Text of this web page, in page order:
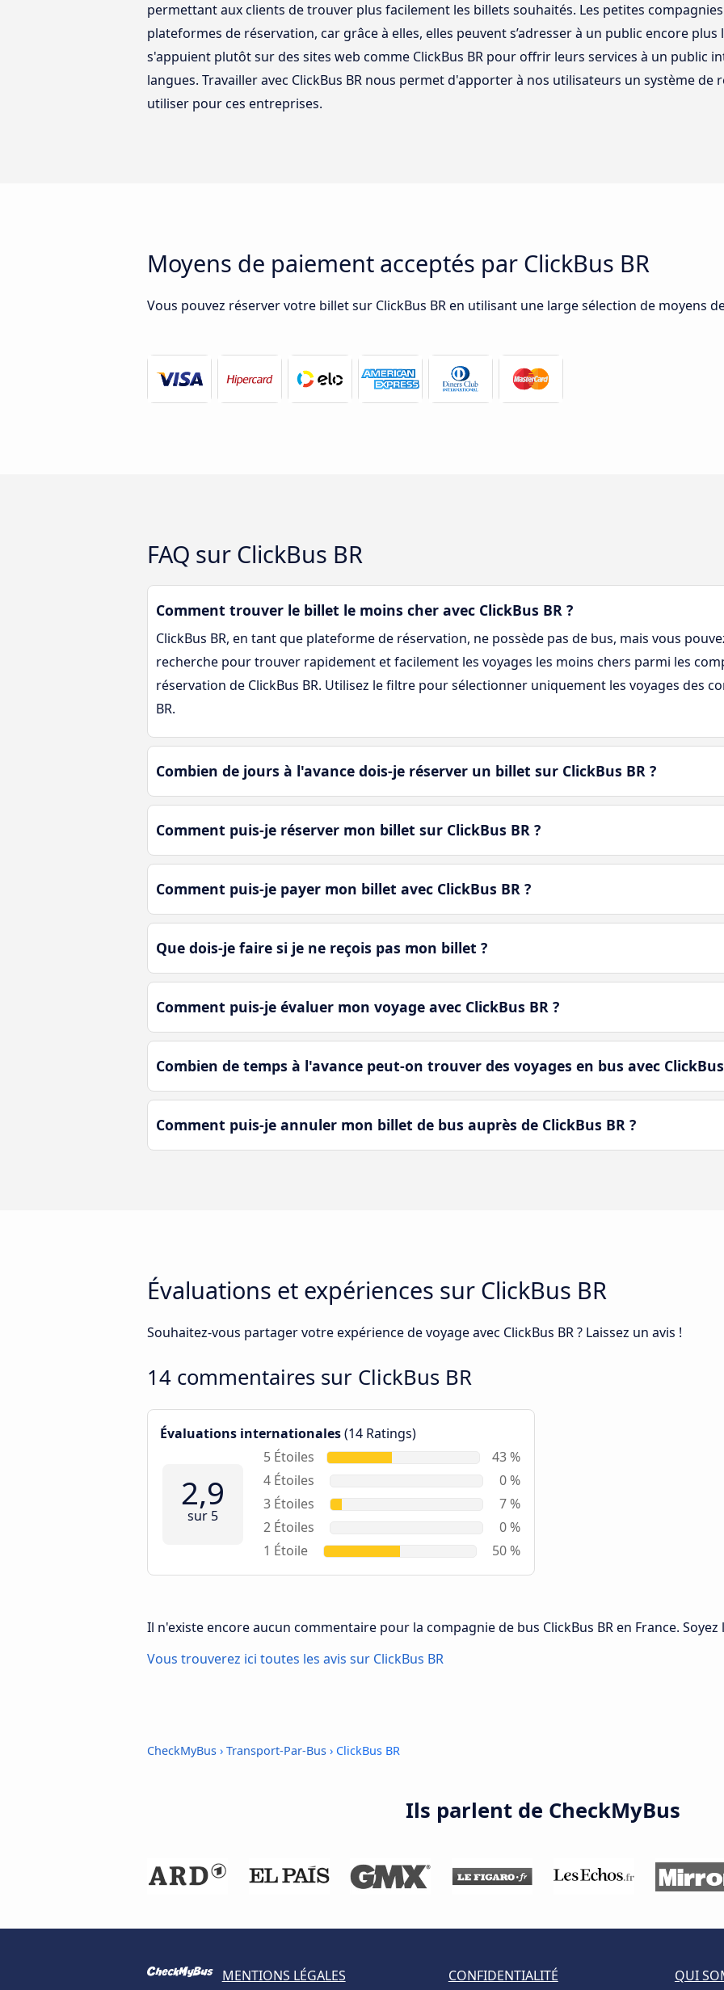
permettant aux clients de trouver plus facilement les billets souhaités. Les petites
plateformes de réservation, car grâce à elles, elles peuvent s’adresser à un public encore
s'appuient plutôt sur des sites web comme ClickBus BR pour offrir leurs services à un public
langues. Travailler avec ClickBus BR nous permet d'apporter à nos utilisateurs un système de
utiliser pour ces entreprises.
Moyens de paiement acceptés par ClickBus BR
Vous pouvez réserver votre billet sur ClickBus BR en utilisant une large sélection de moyens
FAQ sur ClickBus BR
Comment trouver le billet le moins cher avec ClickBus BR ?
ClickBus BR, en tant que plateforme de réservation, ne possède pas de bus, mais vous
recherche pour trouver rapidement et facilement les voyages les moins chers parmi les
réservation de ClickBus BR. Utilisez le filtre pour sélectionner uniquement les voyages des
BR.
Combien de jours à l'avance dois-je réserver un billet sur ClickBus BR ?
Comment puis-je réserver mon billet sur ClickBus BR ?
Comment puis-je payer mon billet avec ClickBus BR ?
Que dois-je faire si je ne reçois pas mon billet ?
Comment puis-je évaluer mon voyage avec ClickBus BR ?
Combien de temps à l'avance peut-on trouver des voyages en bus avec ClickBus
Comment puis-je annuler mon billet de bus auprès de ClickBus BR ?
Évaluations et expériences sur ClickBus BR
Souhaitez-vous partager votre expérience de voyage avec ClickBus BR ? Laissez un avis !
14 commentaires sur ClickBus BR
Évaluations internationales(14 Ratings)
2,9
sur 5
5 Étoiles
43 %
4 Étoiles
0 %
3 Étoiles
7 %
2 Étoiles
0 %
1 Étoile
50 %
Il n'existe encore aucun commentaire pour la compagnie de bus ClickBus BR en France.
Vous trouverez ici toutes les avis sur ClickBus BR
CheckMyBus › Transport-Par-Bus › ClickBus BR
Ils parlent de CheckMyBus
MENTIONS LÉGALES CONFIDENTIALITÉ QUI